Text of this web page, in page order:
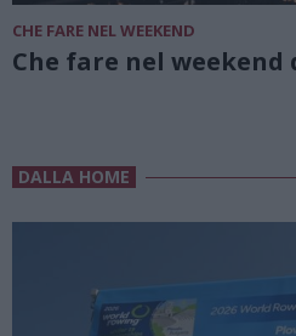
CHE FARE NEL WEEKEND
Che fare nel weekend
DALLA HOME